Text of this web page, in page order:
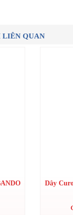
LIÊN QUAN
Dây